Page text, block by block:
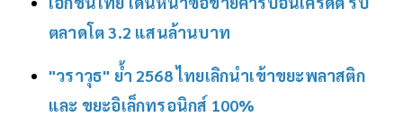
ตลาดโต 3.2 แสนล้านบาท
"วราวุธ" ย้ำ 2568 ไทยเลิกนำเข้าขยะพลาสติก
และ ขยะอิเล็กทรอนิกส์ 100%